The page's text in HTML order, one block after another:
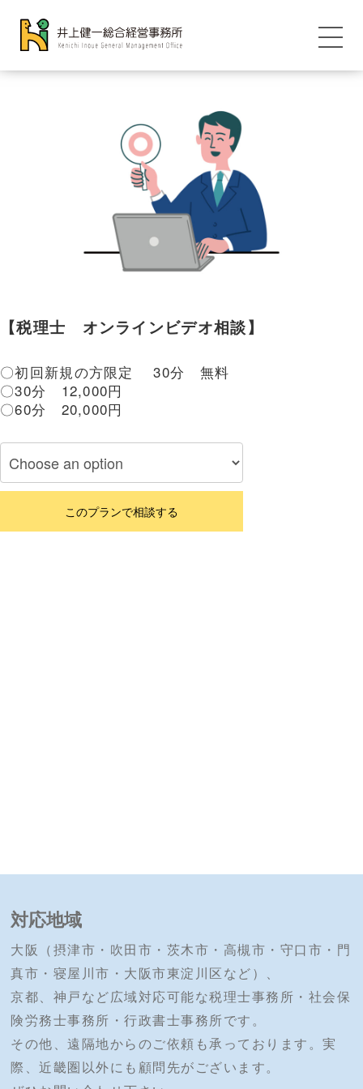
【税理士 オンラインビデオ相談】
〇初回新規の方限定 30分 無料
〇30分 12,000円
〇60分 20,000円
このプランで相談する
対応地域
大阪（摂津市・吹田市・茨木市・高槻市・守口市・門
真市・寝屋川市・大阪市東淀川区など）、
京都、神戸など広域対応可能な税理士事務所・社会保
険労務士事務所・行政書士事務所です。
その他、遠隔地からのご依頼も承っております。実
際、近畿圏以外にも顧問先がございます。